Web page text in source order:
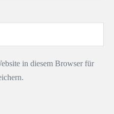
in diesem Browser für